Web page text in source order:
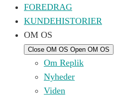
FOREDRAG
KUNDEHISTORIER
OM OS
Close OM OS Open OM OS
Om Replik
Nyheder
Viden